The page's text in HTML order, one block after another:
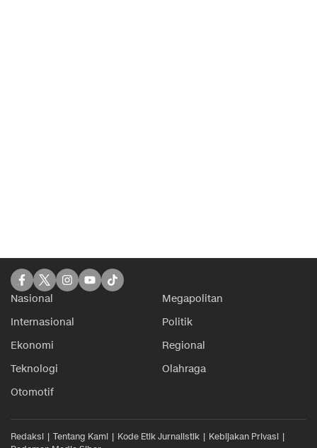
Nasional
Megapolitan
Internasional
Politik
Ekonomi
Regional
Teknologi
Olahraga
Otomotif
Redaksi Tentang Kami Kode Etik Jurnalistik
Kebijakan Privasi